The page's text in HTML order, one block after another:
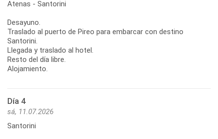
Atenas - Santorini
Desayuno.
Traslado al puerto de Pireo para embarcar con destino
Santorini.
Llegada y traslado al hotel.
Resto del día libre.
Alojamiento.
Día 4
sá, 11.07.2026
Santorini